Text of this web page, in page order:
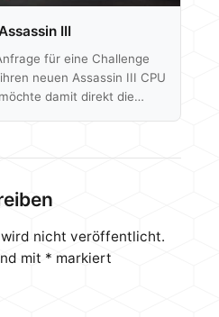
III
für eine Challenge
neuen Assassin III CPU
damit direkt die
hier für den Artikel nutzen,
Artikeln
Assassin III…
nicht veröffentlicht.
mit * markiert